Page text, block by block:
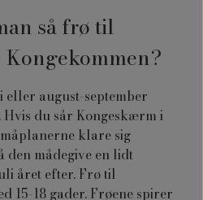
så frø til
august-september
Hvis du sår Kongeskærm i
klare sig
den mådegive en lidt
året efter. Frø til
15-18 gader. Frøene spirer